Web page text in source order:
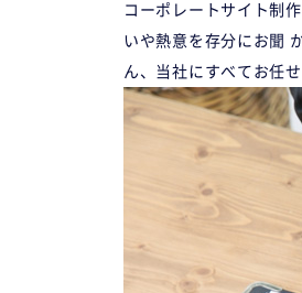
コーポレートサイト制
いや熱意を存分にお聞
ん、当社にすべてお任